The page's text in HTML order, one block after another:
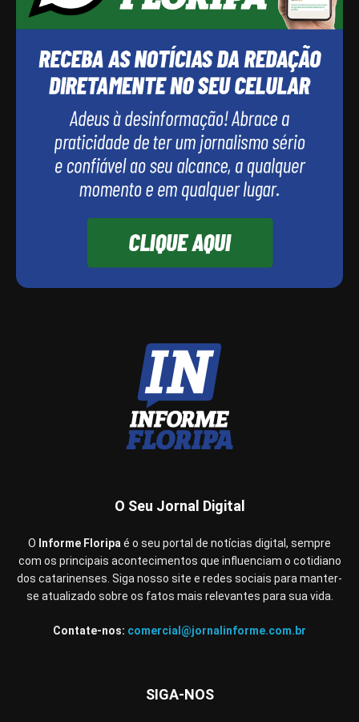
O Seu Jornal Digital
O Informe Floripa é o seu portal de notícias digital, sempre
com os principais acontecimentos que influenciam o cotidiano
dos catarinenses. Siga nosso site e redes sociais para manter-
se atualizado sobre os fatos mais relevantes para sua vida.
Contate-nos: comercial@jornalinforme.com.br
SIGA-NOS